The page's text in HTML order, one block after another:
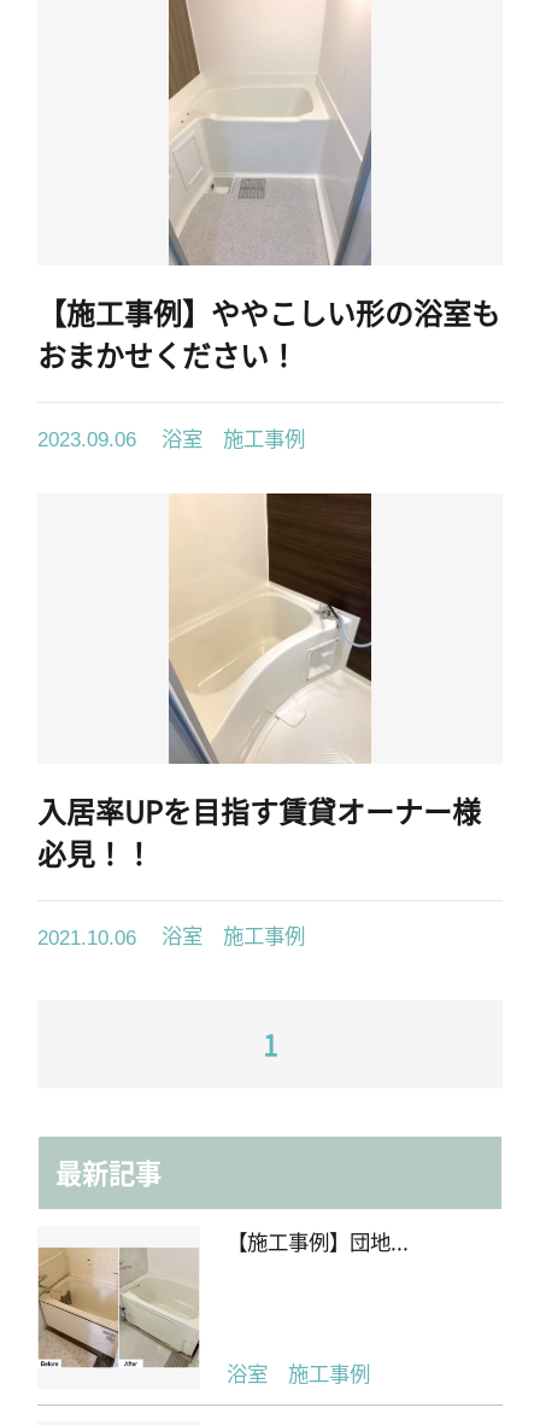
【施工事例】ややこしい形の浴室も
おまかせください！
2023.09.06 浴室 施工事例
入居率UPを目指す賃貸オーナー様
必見！！
2021.10.06 浴室 施工事例
1
最新記事
【施工事例】団地...
浴室 施工事例